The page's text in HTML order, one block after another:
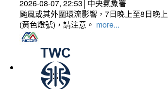
2026-08-07, 22:53│中央氣象署
颱風或其外圍環流影響，7日晚上至8日晚
(黃色燈號)，請注意。 more...